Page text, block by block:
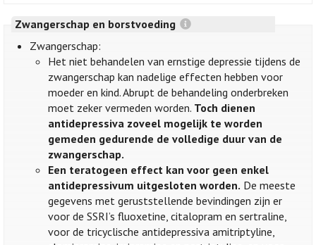
Zwangerschap en borstvoeding
Zwangerschap:
Het niet behandelen van ernstige depressie tijdens de
zwangerschap kan nadelige effecten hebben voor
moeder en kind. Abrupt de behandeling onderbreken
moet zeker vermeden worden. Toch dienen
antidepressiva zoveel mogelijk te worden
gemeden gedurende de volledige duur van de
zwangerschap.
Een teratogeen effect kan voor geen enkel
antidepressivum uitgesloten worden. De meeste
gegevens met geruststellende bevindingen zijn er
voor de SSRI’s fluoxetine, citalopram en sertraline,
voor de tricyclische antidepressiva amitriptyline,